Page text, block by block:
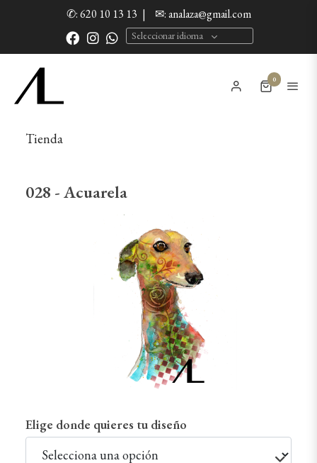
✆: 620 10 13 13 | ✉: analaza@gmail.com
Seleccionar idioma
0
Tienda
028 - Acuarela
Elige donde quieres tu diseño